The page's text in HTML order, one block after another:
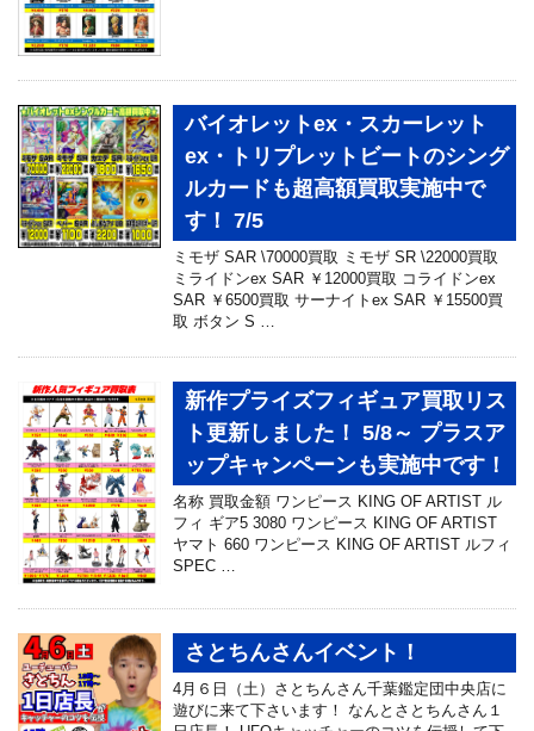
バイオレットex・スカーレット
ex・トリプレットビートのシング
ルカードも超高額買取実施中で
す！ 7/5
ミモザ SAR \70000買取 ミモザ SR \22000買取
ミライドンex SAR ￥12000買取 コライドンex
SAR ￥6500買取 サーナイトex SAR ￥15500買
取 ボタン S …
新作プライズフィギュア買取リス
ト更新しました！ 5/8～ プラスア
ップキャンペーンも実施中です！
名称 買取金額 ワンピース KING OF ARTIST ル
フィ ギア5 3080 ワンピース KING OF ARTIST
ヤマト 660 ワンピース KING OF ARTIST ルフィ
SPEC …
さとちんさんイベント！
4月６日（土）さとちんさん千葉鑑定団中央店に
遊びに来て下さいます！ なんとさとちんさん１